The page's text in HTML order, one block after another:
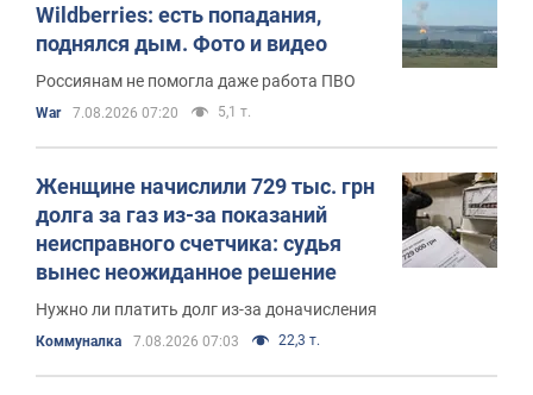
Wildberries: есть попадания,
поднялся дым. Фото и видео
Россиянам не помогла даже работа ПВО
War 7.08.2026 07:20 5,1 т.
Женщине начислили 729 тыс. грн
долга за газ из-за показаний
неисправного счетчика: судья
вынес неожиданное решение
Нужно ли платить долг из-за доначисления
Коммуналка 7.08.2026 07:03 22,3 т.